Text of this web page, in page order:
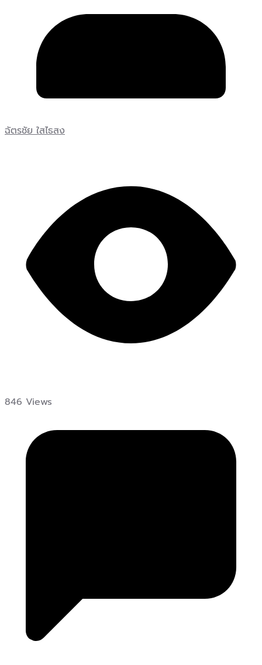
ฉัตรชัย ใสไธสง
846 Views